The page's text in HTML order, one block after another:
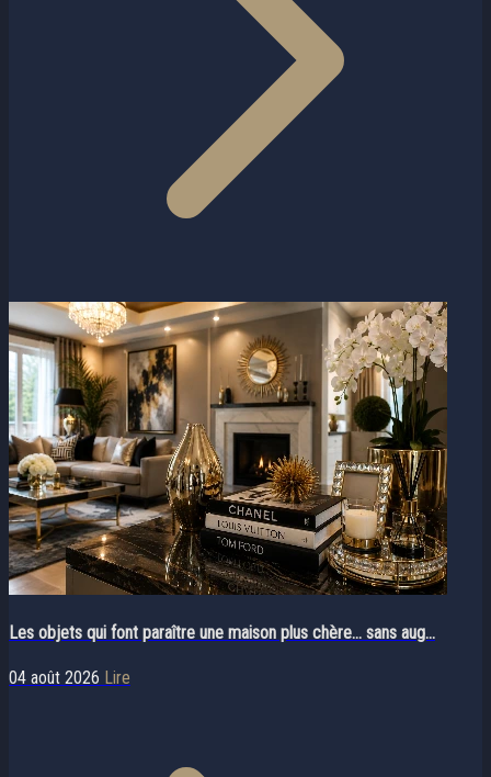
Les objets qui font paraître une maison plus chère… sans aug...
04 août 2026 Lire